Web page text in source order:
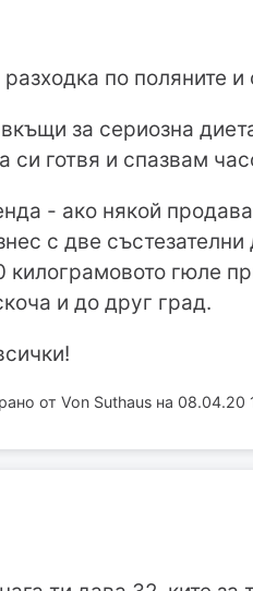
по поляните
за сериозна
си готвя и спазвам
- ако някой
с две
килограмовото гюле
и до друг град.
от Von Suthaus на 08.04.20